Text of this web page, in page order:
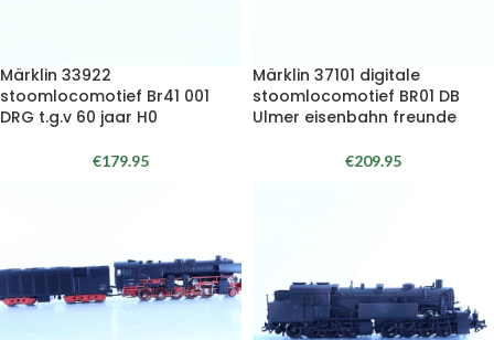
Märklin 33922
stoomlocomotief Br41 001
DRG t.g.v 60 jaar H0
€179.95
Märklin 37101 digitale
stoomlocomotief BR01 DB
Ulmer eisenbahn freunde
€209.95